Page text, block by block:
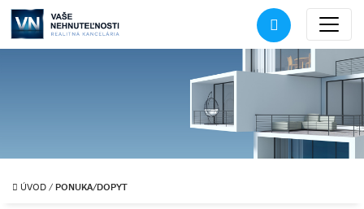
ÚVOD / PONUKA/DOPYT